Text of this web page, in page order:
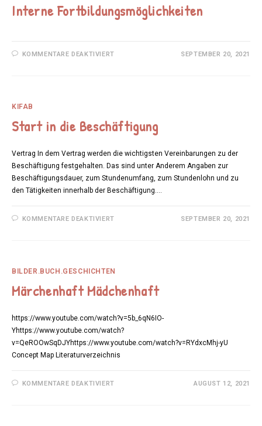
Interne Fortbildungsmöglichkeiten
KOMMENTARE DEAKTIVIERTFÜR
SEPTEMBER 20, 2021
KIFAB
Start in die Beschäftigung
Vertrag In dem Vertrag werden die wichtigsten Vereinbarungen zu der
Beschäftigung festgehalten. Das sind unter Anderem Angaben zur
Beschäftigungsdauer, zum Stundenumfang, zum Stundenlohn und zu
den Tätigkeiten innerhalb der Beschäftigung.…
KOMMENTARE DEAKTIVIERTFÜR
SEPTEMBER 20, 2021
BILDER.BUCH.GESCHICHTEN
Märchenhaft Mädchenhaft
https://www.youtube.com/watch?v=5b_6qN6IO-
Yhttps://www.youtube.com/watch?
v=QeROOwSqDJYhttps://www.youtube.com/watch?v=RYdxcMhj-yU
Concept Map Literaturverzeichnis
KOMMENTARE DEAKTIVIERTFÜR
AUGUST 12, 2021